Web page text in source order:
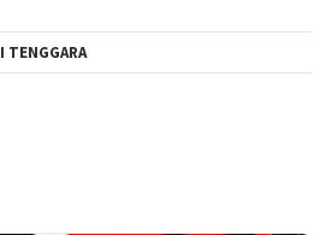
TENGGARA